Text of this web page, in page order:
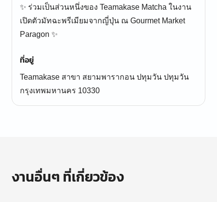
✨ ร่วมเป็นส่วนหนึ่งของ Teamakase Matcha ในงาน
เปิดตัวมัทฉะพรีเมียมจากญี่ปุ่น ณ Gourmet Market
Paragon ✨
ที่อยู่
Teamakase สาขา สยามพารากอน ปทุมวัน ปทุมวัน
กรุงเทพมหานคร 10330
งานอื่นๆ ที่เกี่ยวข้อง